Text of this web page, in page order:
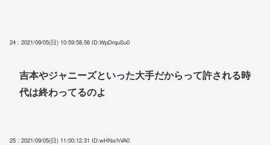
24 : 2021/09/05(日) 10:59:58.56 ID:WpDrquSu0
吉本やジャニーズといった大手だからって許される時
代は終わってるのよ
25 : 2021/09/05(日) 11:00:12.31 ID:wHNo/hVA0